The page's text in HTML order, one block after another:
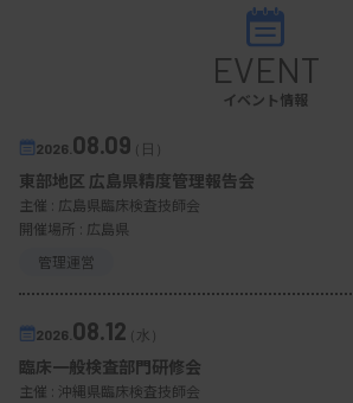
EVENT
イベント情報
2026. 08.09（日）
東部地区 広島県精度管理報告会
主催 : 広島県臨床検査技師会
開催場所 : 広島県
管理運営
2026. 08.12（水）
臨床一般検査部門研修会
主催 : 沖縄県臨床検査技師会